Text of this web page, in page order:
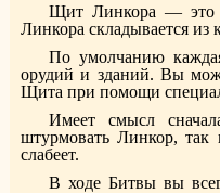
Щит Линкора — это
Линкора складывается из
По умолчанию
орудий и зданий. Вы
Щита при помощи
Имеет смысл
штурмовать Линкор, так
слабеет.
В ходе Битвы вы